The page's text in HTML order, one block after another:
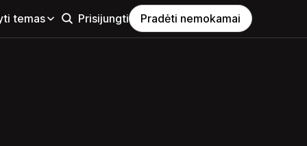
temas Prisijungti Pradėti nemokamai